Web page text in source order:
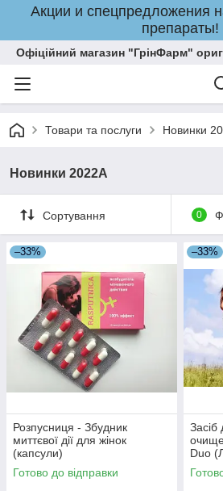
Акции и спецпредложения
препараты!
Офіційний магазин "ГрінФарм"
Товари та послуги Новинки
Новинки 2022A
Сортування 0
–33%
Розпусниця - Збудник
миттєвої дії для жінок
(капсули)
Готово до відправки
–33%
Засіб
Duo